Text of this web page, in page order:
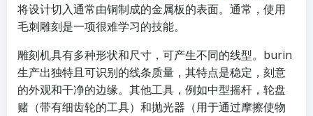
将设计切入通常由铜制成的金属板的表面。通常，使用
毛刺雕刻是一项很难学习的技能。
雕刻机具有多种形状和尺寸，可产生不同的线型。burin
生产出独特且可识别的线条质量，其特点是稳定，刻意
的外观和干净的边缘。其他工具，例如中型摇杆，轮盘
赌（带有细齿轮的工具）和抛光器（用于通过摩擦使物